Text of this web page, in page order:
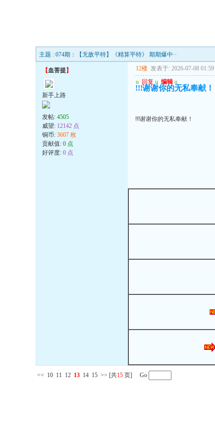
主题 : 074期：【无敌平特】《精算平特》 期期爆中··
【血菩提】
新手上路
发帖: 4505
威望: 12142 点
铜币: 3607 枚
贡献值: 0 点
好评度: 0 点
12楼 发表于: 2026-07-08 01:59
u 回复 u 编辑 u
!!!谢谢你的无私奉献！
!!!谢谢你的无私奉献！
<< 10 11 12 13 14 15 >> [共15 页] Go